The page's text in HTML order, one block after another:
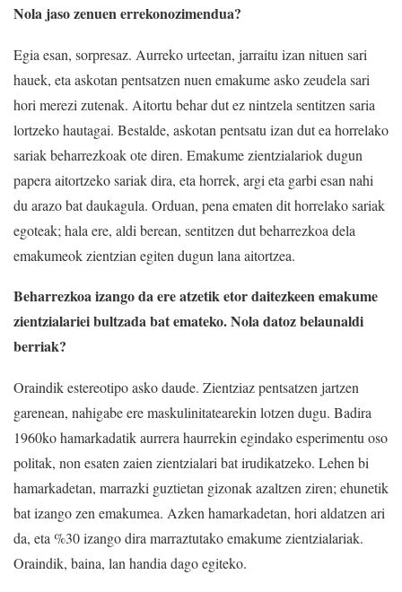
Nola jaso zenuen errekonozimendua?
Egia esan, sorpresaz. Aurreko urteetan, jarraitu izan nituen sari
hauek, eta askotan pentsatzen nuen emakume asko zeudela sari
hori merezi zutenak. Aitortu behar dut ez nintzela sentitzen saria
lortzeko hautagai. Bestalde, askotan pentsatu izan dut ea horrelako
sariak beharrezkoak ote diren. Emakume zientzialariok dugun
papera aitortzeko sariak dira, eta horrek, argi eta garbi esan nahi
du arazo bat daukagula. Orduan, pena ematen dit horrelako sariak
egoteak; hala ere, aldi berean, sentitzen dut beharrezkoa dela
emakumeok zientzian egiten dugun lana aitortzea.
Beharrezkoa izango da ere atzetik etor daitezkeen emakume
zientzialariei bultzada bat emateko. Nola datoz belaunaldi
berriak?
Oraindik estereotipo asko daude. Zientziaz pentsatzen jartzen
garenean, nahigabe ere maskulinitatearekin lotzen dugu. Badira
1960ko hamarkadatik aurrera haurrekin egindako esperimentu oso
politak, non esaten zaien zientzialari bat irudikatzeko. Lehen bi
hamarkadetan, marrazki guztietan gizonak azaltzen ziren; ehunetik
bat izango zen emakumea. Azken hamarkadetan, hori aldatzen ari
da, eta %30 izango dira marraztutako emakume zientzialariak.
Oraindik, baina, lan handia dago egiteko.